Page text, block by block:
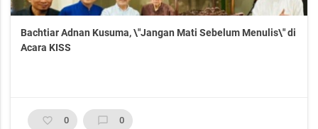
Bachtiar Adnan Kusuma, \"Jangan Mati Sebelum Menulis\" di
Acara KISS
favorite_border 0 chat_bubble_outline 0